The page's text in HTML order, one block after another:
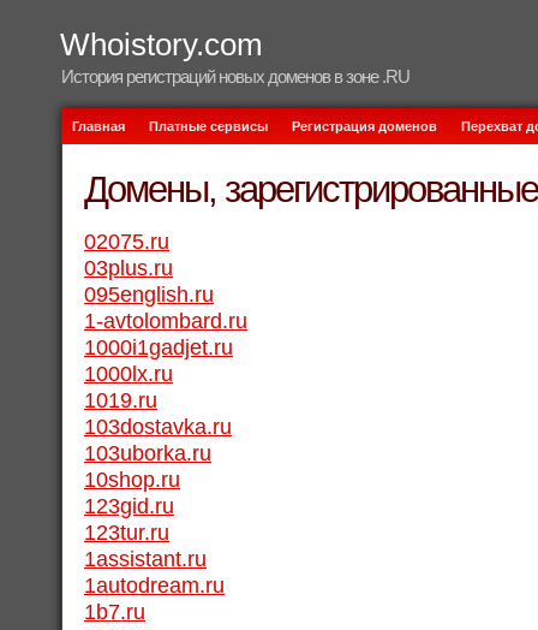
Whoistory.com
История регистраций новых доменов в зоне .RU
Главная Платные сервисы Регистрация доменов Перехват
Домены,
02075.ru
03plus.ru
095english.ru
1-avtolombard.ru
1000i1gadjet.ru
1000lx.ru
1019.ru
103dostavka.ru
103uborka.ru
10shop.ru
123gid.ru
123tur.ru
1assistant.ru
1autodream.ru
1b7.ru